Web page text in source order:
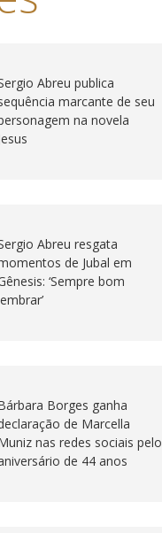
Abreu publica
marcante de seu
na novela
Abreu resgata
de Jubal em
‘Sempre bom
Borges ganha
de Marcella
nas redes sociais pelo
de 44 anos